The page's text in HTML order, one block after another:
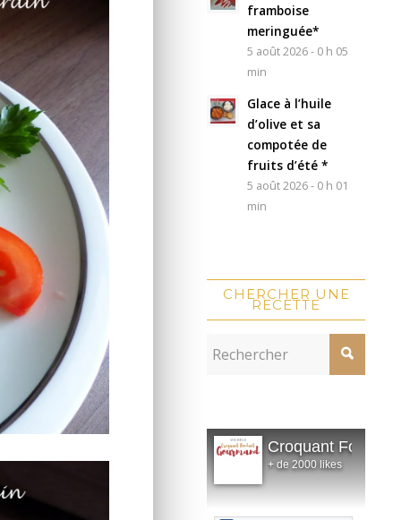
framboise
meringuée*
5 août 2026 - 0 h 05
min
Glace à l’huile
d’olive et sa
compotée de
fruits d’été *
5 août 2026 - 0 h 01
min
CHERCHER UNE
RECETTE
Croquant Fondant
+ de 2000 likes